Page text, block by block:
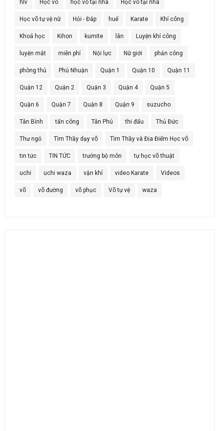
hlv Học võ học võ tại nhà Học võ tại nhà
Học võ tự vệ nữ Hỏi - Đáp huế Karate Khí công
Khoá học Kihon kumite lân Luyện khí công
luyện mắt miễn phí Nội lực Nữ giới phản công
phòng thủ Phú Nhuận Quận 1 Quận 10 Quận 11
Quận 12 Quận 2 Quận 3 Quận 4 Quận 5
Quận 6 Quận 7 Quận 8 Quận 9 suzucho
Tân Bình tấn công Tân Phú thi đấu Thủ Đức
Thư ngỏ Tìm Thầy dạy võ Tìm Thầy và Địa Điểm Học võ
tin tức TIN TỨC trưởng bộ môn tự học võ thuật
uchi uchi waza vận khí video Karate Videos
võ võ đường võ phục Võ tự vệ waza